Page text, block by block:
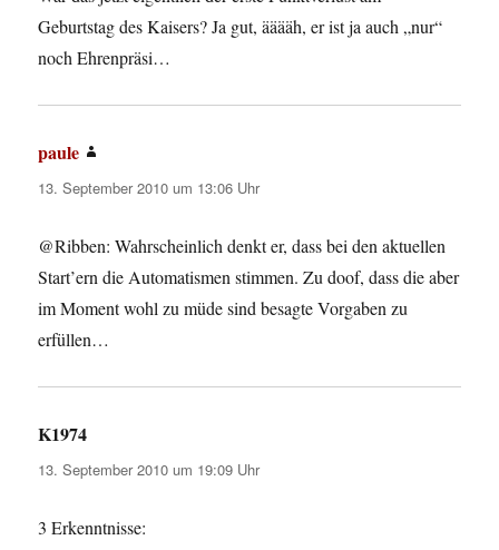
Geburtstag des Kaisers? Ja gut, ääääh, er ist ja auch „nur“
noch Ehrenpräsi…
paule
13. September 2010 um 13:06 Uhr
@Ribben: Wahrscheinlich denkt er, dass bei den aktuellen
Start’ern die Automatismen stimmen. Zu doof, dass die aber
im Moment wohl zu müde sind besagte Vorgaben zu
erfüllen…
K1974
13. September 2010 um 19:09 Uhr
3 Erkenntnisse: